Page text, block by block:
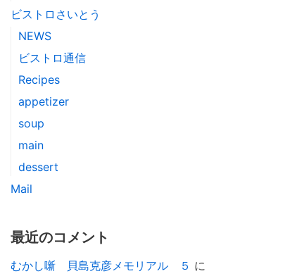
ビストロさいとう
NEWS
ビストロ通信
Recipes
appetizer
soup
main
dessert
Mail
最近のコメント
むかし噺 貝島克彦メモリアル ５ に